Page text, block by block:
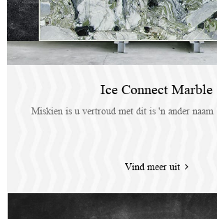
Ice Connect Marble
Miskien is u vertroud met dit is 'n ander naam
Vind meer uit